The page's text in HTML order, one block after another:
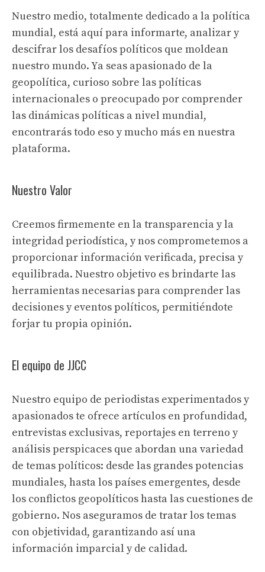
Nuestro medio, totalmente dedicado a la política
mundial, está aquí para informarte, analizar y
descifrar los desafíos políticos que moldean
nuestro mundo. Ya seas apasionado de la
geopolítica, curioso sobre las políticas
internacionales o preocupado por comprender
las dinámicas políticas a nivel mundial,
encontrarás todo eso y mucho más en nuestra
plataforma.
Nuestro Valor
Creemos firmemente en la transparencia y la
integridad periodística, y nos comprometemos a
proporcionar información verificada, precisa y
equilibrada. Nuestro objetivo es brindarte las
herramientas necesarias para comprender las
decisiones y eventos políticos, permitiéndote
forjar tu propia opinión.
El equipo de JJCC
Nuestro equipo de periodistas experimentados y
apasionados te ofrece artículos en profundidad,
entrevistas exclusivas, reportajes en terreno y
análisis perspicaces que abordan una variedad
de temas políticos: desde las grandes potencias
mundiales, hasta los países emergentes, desde
los conflictos geopolíticos hasta las cuestiones de
gobierno. Nos aseguramos de tratar los temas
con objetividad, garantizando así una
información imparcial y de calidad.